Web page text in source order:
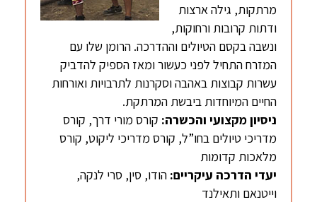
מרתקות, גילה ארצות
ודתות קרובות ורחוקות,
ונשבה בקסם הטיולים וההדרכה. הרומן שלו עם
המזרח התחיל לפני כעשור ומאז הספיק להדביק
עשרות קבוצות באהבה וסקרנות לתרבויות ואורחות
החיים המיוחדות ביבשת המרתקת.
ניסיון מקצועי והכשרה: קורס מורי דרך, קורס
מדריכי טיולים בחו”ל, קורס מדריכי ליקוט, קורס
מלאכות קדומות
יעדי הדרכה עיקריים: הודו, סין, סרי לנקה,
וייטנאם ותאילנד